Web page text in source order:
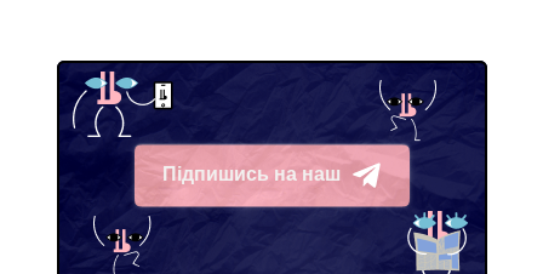
Підпишись на наш
Telegram